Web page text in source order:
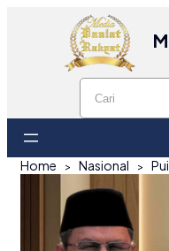
Home Nasional